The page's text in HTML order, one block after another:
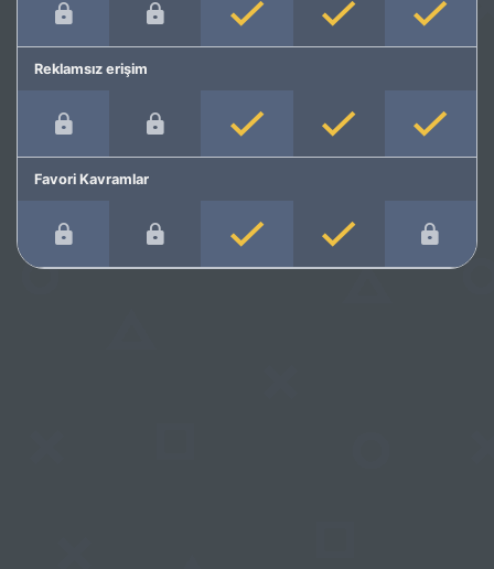
Reklamsız erişim
Favori Kavramlar